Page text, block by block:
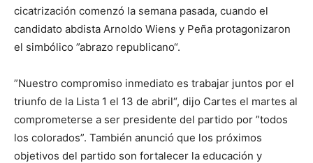
cicatrización comenzó la semana pasada, cuando el
candidato abdista Arnoldo Wiens y Peña protagonizaron
el simbólico ”abrazo republicano“.
”Nuestro compromiso inmediato es trabajar juntos por el
triunfo de la Lista 1 el 13 de abril“, dijo Cartes el martes al
comprometerse a ser presidente del partido por ”todos
los colorados”. También anunció que los próximos
objetivos del partido son fortalecer la educación y